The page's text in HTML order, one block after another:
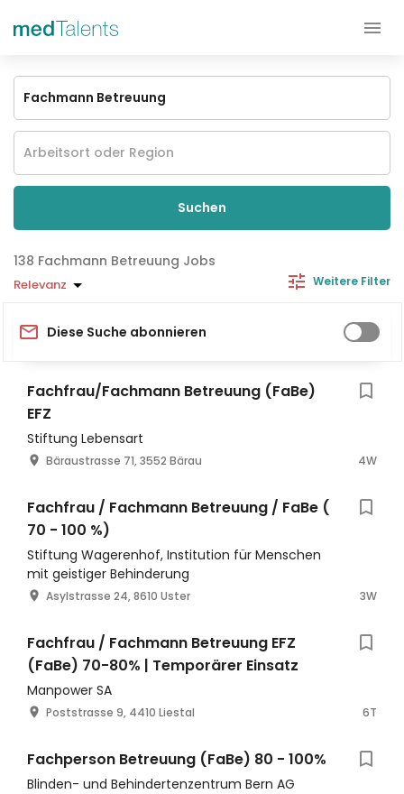
Suchen
Fachmann Betreuung Jobs
Relevanz Weitere Filter
Diese Suche abonnieren
Fachfrau/Fachmann Betreuung (FaBe)
EFZ
Stiftung Lebensart
Bäraustrasse 71, 3552 Bärau 4W
Fachfrau / Fachmann Betreuung / FaBe (
70 - 100 %)
Stiftung Wagerenhof, Institution für Menschen
mit geistiger Behinderung
Asylstrasse 24, 8610 Uster 3W
Fachfrau / Fachmann Betreuung EFZ
(FaBe) 70-80% | Temporärer Einsatz
Manpower SA
Poststrasse 9, 4410 Liestal 6T
Fachperson Betreuung (FaBe) 80 - 100%
Blinden- und Behindertenzentrum Bern AG